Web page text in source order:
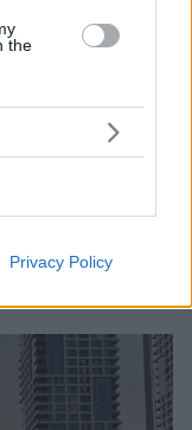
the
Privacy Policy
να
το Ισραήλ
να
για